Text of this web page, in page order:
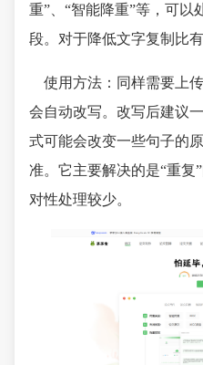
重”、“智能降重”等，可以
段。对于降低文字复制比
使用方法：同样需要上
会自动改写。改写后建议
式可能会改变一些句子的
准。它主要解决的是“重复
对性处理较少。